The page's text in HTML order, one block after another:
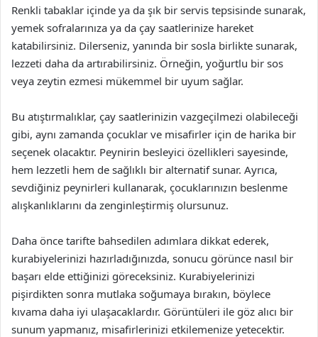
Renkli tabaklar içinde ya da şık bir servis tepsisinde sunarak,
yemek sofralarınıza ya da çay saatlerinize hareket
katabilirsiniz. Dilerseniz, yanında bir sosla birlikte sunarak,
lezzeti daha da artırabilirsiniz. Örneğin, yoğurtlu bir sos
veya zeytin ezmesi mükemmel bir uyum sağlar.
Bu atıştırmalıklar, çay saatlerinizin vazgeçilmezi olabileceği
gibi, aynı zamanda çocuklar ve misafirler için de harika bir
seçenek olacaktır. Peynirin besleyici özellikleri sayesinde,
hem lezzetli hem de sağlıklı bir alternatif sunar. Ayrıca,
sevdiğiniz peynirleri kullanarak, çocuklarınızın beslenme
alışkanlıklarını da zenginleştirmiş olursunuz.
Daha önce tarifte bahsedilen adımlara dikkat ederek,
kurabiyelerinizi hazırladığınızda, sonucu görünce nasıl bir
başarı elde ettiğinizi göreceksiniz. Kurabiyelerinizi
pişirdikten sonra mutlaka soğumaya bırakın, böylece
kıvama daha iyi ulaşacaklardır. Görüntüleri ile göz alıcı bir
sunum yapmanız, misafirlerinizi etkilemenize yetecektir.